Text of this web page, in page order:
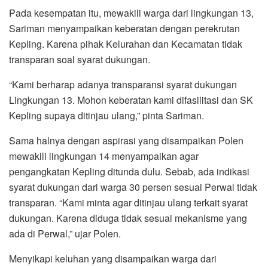
Pada kesempatan itu, mewakili warga dari lingkungan 13,
Sariman menyampaikan keberatan dengan perekrutan
Kepling. Karena pihak Kelurahan dan Kecamatan tidak
transparan soal syarat dukungan.
“Kami berharap adanya transparansi syarat dukungan
Lingkungan 13. Mohon keberatan kami difasilitasi dan SK
Kepling supaya ditinjau ulang,” pinta Sariman.
Sama halnya dengan aspirasi yang disampaikan Polen
mewakili lingkungan 14 menyampaikan agar
pengangkatan Kepling ditunda dulu. Sebab, ada indikasi
syarat dukungan dari warga 30 persen sesuai Perwal tidak
transparan. “Kami minta agar ditinjau ulang terkait syarat
dukungan. Karena diduga tidak sesuai mekanisme yang
ada di Perwal,” ujar Polen.
Menyikapi keluhan yang disampaikan warga dari